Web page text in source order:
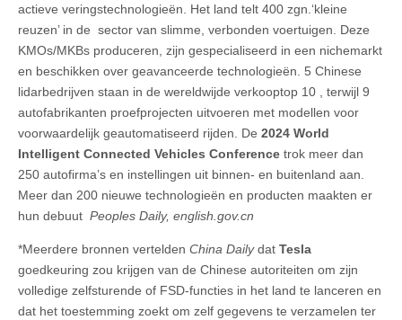
actieve veringstechnologieën. Het land telt 400 zgn.‘kleine
reuzen’ in de sector van slimme, verbonden voertuigen. Deze
KMOs/MKBs produceren, zijn gespecialiseerd in een nichemarkt
en beschikken over geavanceerde technologieën. 5 Chinese
lidarbedrijven staan in de wereldwijde verkooptop 10 , terwijl 9
autofabrikanten proefprojecten uitvoeren met modellen voor
voorwaardelijk geautomatiseerd rijden. De 2024 World
Intelligent Connected Vehicles Conference trok meer dan
250 autofirma’s en instellingen uit binnen- en buitenland aan.
Meer dan 200 nieuwe technologieën en producten maakten er
hun debuut Peoples Daily, english.gov.cn
*Meerdere bronnen vertelden China Dailydat Tesla
goedkeuring zou krijgen van de Chinese autoriteiten om zijn
volledige zelfsturende of FSD-functies in het land te lanceren en
dat het toestemming zoekt om zelf gegevens te verzamelen ter